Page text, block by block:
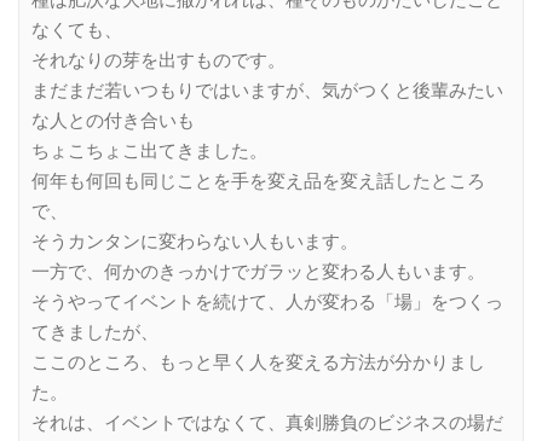
なくても、
それなりの芽を出すものです。
まだまだ若いつもりではいますが、気がつくと後輩みたい
な人との付き合いも
ちょこちょこ出てきました。
何年も何回も同じことを手を変え品を変え話したところ
で、
そうカンタンに変わらない人もいます。
一方で、何かのきっかけでガラッと変わる人もいます。
そうやってイベントを続けて、人が変わる「場」をつくっ
てきましたが、
ここのところ、もっと早く人を変える方法が分かりまし
た。
それは、イベントではなくて、真剣勝負のビジネスの場だ